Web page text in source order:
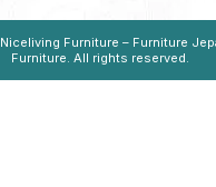
Niceliving Furniture – Furniture
Furniture. All rights reserved.